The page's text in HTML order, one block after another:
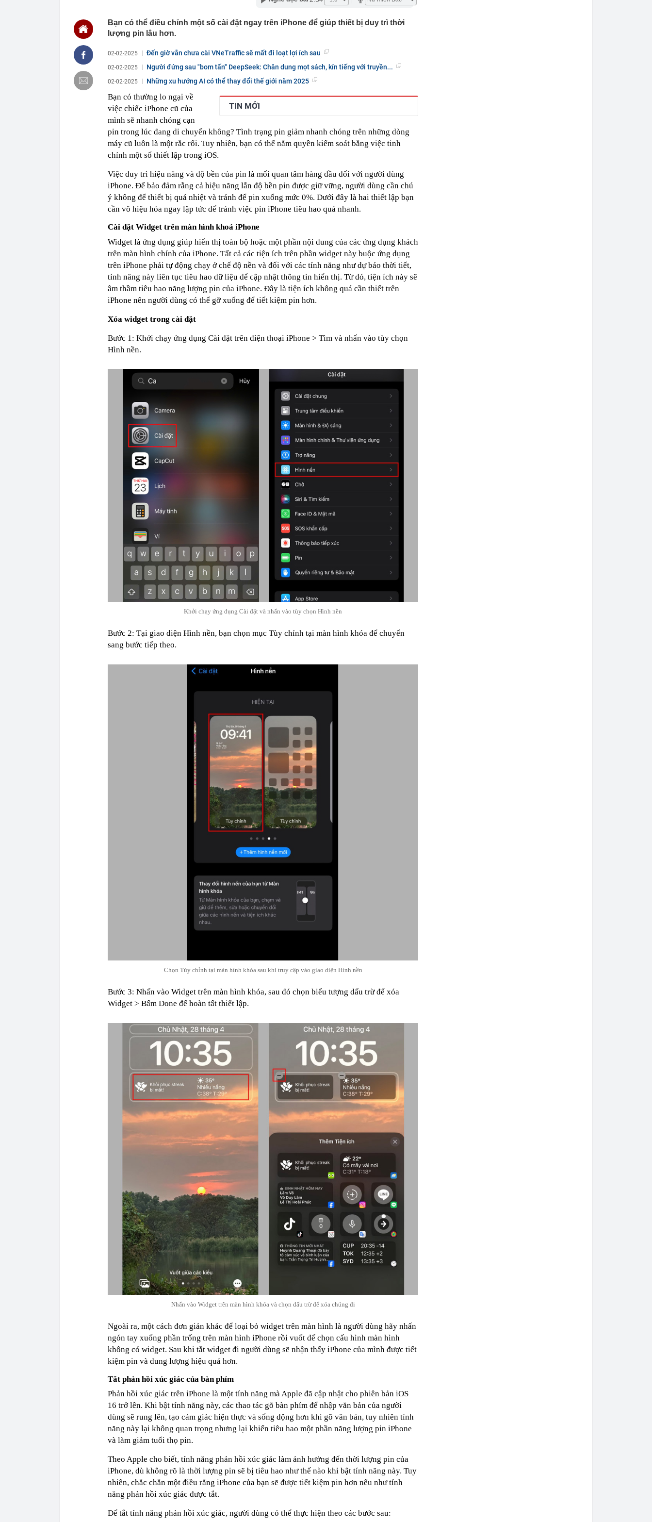
chắn là siêu phẩm”
23:14
Vài mét vuông ngoài trời đang được dùng theo 1 cách rất khác
22:48
5 LOẠI rau quen thuộc có khả năng tích tụ kim loại nặng, người Việt
22:28
CHÍNH THỨC: Lịch đi học trở lại của học sinh 34 tỉnh, thành phố sau kỳ
nghỉ hè
22:25
Vì sao đồ ăn Việt hầu như món nào cũng có hành lá?
22:07
Không cần tặng quà, 5 câu nói này đủ sức khiến mối quan hệ phụ
huynh - giáo viên gắn bó khăng khít, con trẻ được hưởng lợi!
22:03
Ukraine tập kích Crimea, phá hủy hệ thống phòng không 15 triệu USD
của Nga
Nam NSND, Giám đốc Nhà hát Chèo Quân đội mua ô tô tặng sinh nhật
21:51
Một ô tô biển 29A "dính" gần 100 lần phạt nguội do chạy quá tốc độ quy
định: Riêng tháng 7/2026 vi phạm 21 lần
Bạn có thể điều chỉnh một số cài đặt ngay trên iPhone để giúp thiết bị duy trì thời
lượng pin lâu hơn.
02-02-2025 Đến giờ vẫn chưa cài VNeTraffic sẽ mất đi loạt lợi ích sau
02-02-2025 Người đứng sau "bom tấn" DeepSeek: Chân dung mọt sách, kín tiếng với truyền...
02-02-2025 Những xu hướng AI có thể thay đổi thế giới năm 2025
TIN MỚI
Bạn có thường lo ngại về
việc chiếc iPhone cũ của
mình sẽ nhanh chóng cạn
pin trong lúc đang di chuyển không? Tình trạng pin giảm nhanh chóng trên những dòng
máy cũ luôn là một rắc rối. Tuy nhiên, bạn có thể nắm quyền kiểm soát bằng việc tinh
chỉnh một số thiết lập trong iOS.
Việc duy trì hiệu năng và độ bền của pin là mối quan tâm hàng đầu đối với người dùng
iPhone. Để bảo đảm rằng cả hiệu năng lẫn độ bền pin được giữ vững, người dùng cần chú
ý không để thiết bị quá nhiệt và tránh để pin xuống mức 0%. Dưới đây là hai thiết lập bạn
cần vô hiệu hóa ngay lập tức để tránh việc pin iPhone tiêu hao quá nhanh.
Cài đặt Widget trên màn hình khoá iPhone
Widget là ứng dụng giúp hiển thị toàn bộ hoặc một phần nội dung của các ứng dụng khách
trên màn hình chính của iPhone. Tất cả các tiện ích trên phần widget này buộc ứng dụng
trên iPhone phải tự động chạy ở chế độ nền và đối với các tính năng như dự báo thời tiết,
tính năng này liên tục tiêu hao dữ liệu để cập nhật thông tin hiển thị. Từ đó, tiện ích này sẽ
âm thầm tiêu hao năng lượng pin của iPhone. Đây là tiện ích không quá cần thiết trên
iPhone nên người dùng có thể gỡ xuống để tiết kiệm pin hơn.
Xóa widget trong cài đặt
Bước 1: Khởi chạy ứng dụng Cài đặt trên điện thoại iPhone > Tìm và nhấn vào tùy chọn
Hình nền.
Khởi chạy ứng dụng Cài đặt và nhấn vào tùy chọn Hình nền
Bước 2: Tại giao diện Hình nền, bạn chọn mục Tùy chỉnh tại màn hình khóa để chuyển
sang bước tiếp theo.
Chọn Tùy chỉnh tại màn hình khóa sau khi truy cập vào giao diện Hình nền
Bước 3: Nhấn vào Widget trên màn hình khóa, sau đó chọn biểu tượng dấu trừ để xóa
Widget > Bấm Done để hoàn tất thiết lập.
Nhấn vào Widget trên màn hình khóa và chọn dấu trừ để xóa chúng đi
Ngoài ra, một cách đơn giản khác để loại bỏ widget trên màn hình là người dùng hãy nhấn
ngón tay xuống phần trống trên màn hình iPhone rồi vuốt để chọn cấu hình màn hình
không có widget. Sau khi tắt widget đi người dùng sẽ nhận thấy iPhone của mình được tiết
kiệm pin và dung lượng hiệu quả hơn.
Tắt phản hồi xúc giác của bàn phím
Phản hồi xúc giác trên iPhone là một tính năng mà Apple đã cập nhật cho phiên bản iOS
16 trở lên. Khi bật tính năng này, các thao tác gõ bàn phím để nhập văn bản của người
dùng sẽ rung lên, tạo cảm giác hiện thực và sống động hơn khi gõ văn bản, tuy nhiên tính
năng này lại không quan trọng nhưng lại khiến tiêu hao một phần năng lượng pin iPhone
và làm giảm tuổi thọ pin.
Theo Apple cho biết, tính năng phản hồi xúc giác làm ảnh hưởng đến thời lượng pin của
iPhone, dù không rõ là thời lượng pin sẽ bị tiêu hao như thế nào khi bật tính năng này. Tuy
nhiên, chắc chắn một điều rằng iPhone của bạn sẽ được tiết kiệm pin hơn nếu như tính
năng phản hồi xúc giác được tắt.
Để tắt tính năng phản hồi xúc giác, người dùng có thể thực hiện theo các bước sau: